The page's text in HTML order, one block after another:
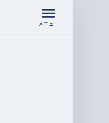
メニュー